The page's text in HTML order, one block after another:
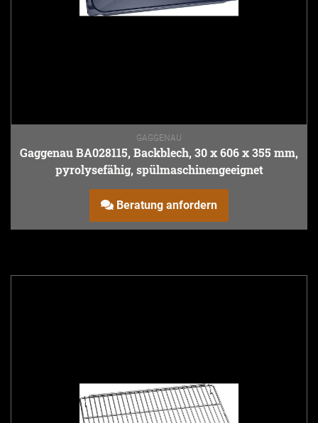
GAGGENAU
Gaggenau BA028115, Backblech, 30 x 606 x 355 mm,
pyrolysefähig, spülmaschinengeeignet
Beratung anfordern